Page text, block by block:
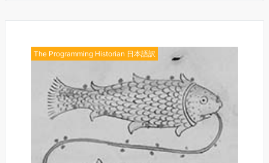
The Programming Historian 日本語訳